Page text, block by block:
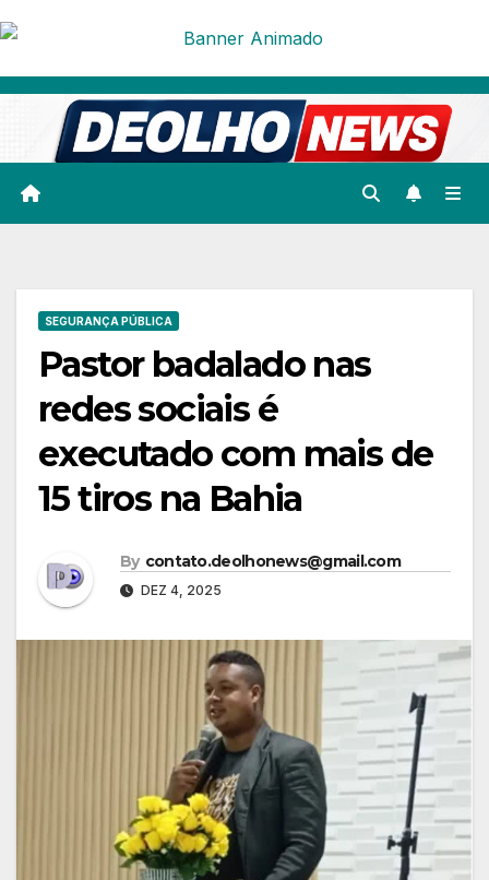
Skip
content
SEGURANÇA PÚBLICA
Pastor badalado nas
redes sociais é
executado com mais de
15 tiros na Bahia
By contato.deolhonews@gmail.com
DEZ 4, 2025